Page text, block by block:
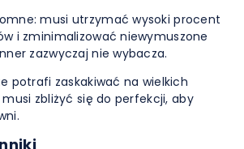
musi utrzymać wysoki procent
i zminimalizować niewymuszone
zazwyczaj nie wybacza.
potrafi zaskakiwać na wielkich
zbliżyć się do perfekcji, aby